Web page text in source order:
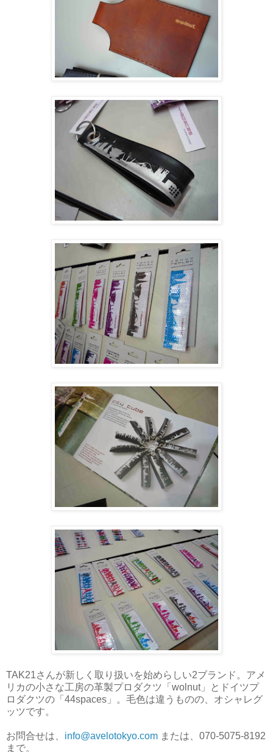
TAK21さんが新しく取り扱いを始めらしい2ブランド。アメ
リカの小さな工房の革製プロダクツ「wolnut」とドイツプ
ロダクツの「44spaces」。毛色は違うものの、オシャレグ
ッツです。
お問合せは、 info@avelotokyo.com または、070-5075-8192
まで。